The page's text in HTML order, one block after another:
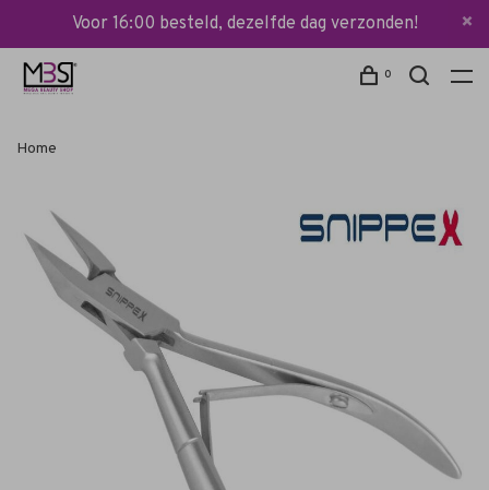
Voor 16:00 besteld, dezelfde dag verzonden!
0
Home